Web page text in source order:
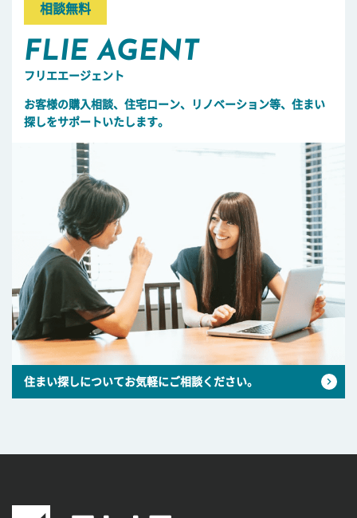
相談無料
FLIE AGENT
フリエエージェント
お客様の購入相談、住宅ローン、リノベーション等、住まい
探しをサポートいたします。
住まい探しについてお気軽にご相談ください。